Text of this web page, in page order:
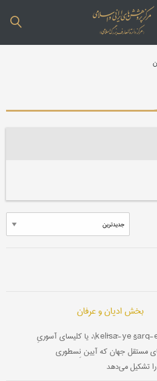
بخش ادیان و عرفان
آسوری، کلیسای شرق \kelīsā-ye šarq-e āsūrī\، یا کلیسای آسوریِ
مستقل جهان که آیین نِسطوری
تشکیل می‌دهد